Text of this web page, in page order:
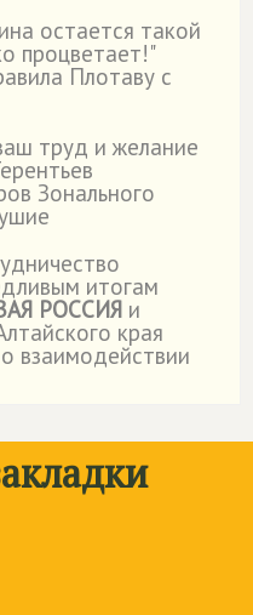
остается такой
процветает!"
Плотаву с
труд и желание
Зонального
итогам
РОССИЯ и
края
взаимодействии